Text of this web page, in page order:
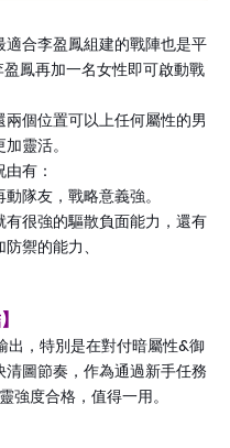
合李盈鳳組建的戰陣也是平
盈鳳再加一名女性即可啟動戰
個位置可以上任何屬性的男
靈活。
有：
隊友，戰略意義強。
很強的驅散負面能力，還有
禦的能力、
出，特別是在對付暗屬性&御
圖節奏，作為通過新手任務
強度合格，值得一用。